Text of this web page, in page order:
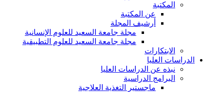
المكتبة
عن المكتبة
أرشيف المجلة
مجلة جامعة السعيد للعلوم الإنسانية
مجلة جامعة السعيد للعلوم التطبيقية
الابتكارات
الدراسات العليا
نبذه عن الدراسات العليا
البرامج الدراسية
ماجستير التغذية العلاجية